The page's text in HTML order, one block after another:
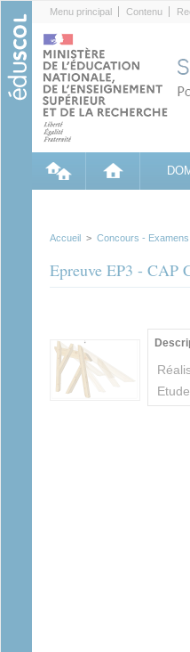
Menu principal Contenu
Accueil > Concours - Examens
Epreuve EP3 - CAP